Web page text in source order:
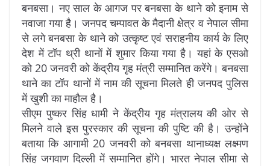
बनबसा। नए साल के आगज पर बनबसा के थाने को इनाम से
नवाजा गया है। जनपद चम्पावत के मैदानी क्षेत्र व नेपाल सीमा
से लगे बनबसा के थाने को उत्कृष्ट एवं सराहनीय कार्य के लिए
देश में टॉप थ्री थानों में शुमार किया गया है। यहां के एसओ
को 20 जनवरी को केंद्रीय गृह मंत्री सम्मानित करेंगे। बनबसा
थाने का टॉप थानों में नाम की सूचना मिलते ही जनपद पुलिस
में खुशी का माहौल है।
सीएम पुष्कर सिंह धामी ने केंद्रीय गृह मंत्रालय की ओर से
मिलने वाले इस पुरस्कार की सूचना की पुष्टि की है। उन्होंने
बताया कि आगामी 20 जनवरी को बनबसा थानाध्यक्ष लक्ष्मण
सिंह जगवाण दिल्ली में सम्मानित होंगे। भारत नेपाल सीमा से